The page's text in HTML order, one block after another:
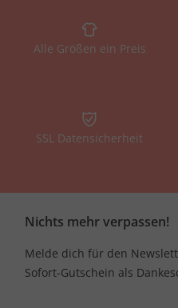
Alle Größen ein Preis
SSL Datensicherheit
Nichts mehr verpassen!
Melde dich für den
Sofort-Gutschein als